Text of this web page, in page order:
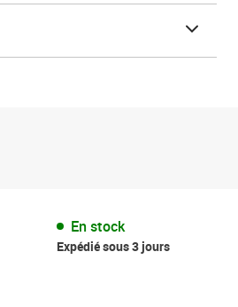
En stock
Expédié sous 3 jours